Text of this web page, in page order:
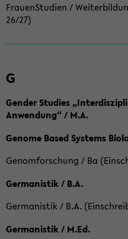
FrauenStudien /
26/27)
G
Gender Studies
Anwendung“ / M.A.
Genome Based Systems
Genomforschung / Ba
Germanistik / B.A.
Germanistik / B.A.
Germanistik / M.Ed.